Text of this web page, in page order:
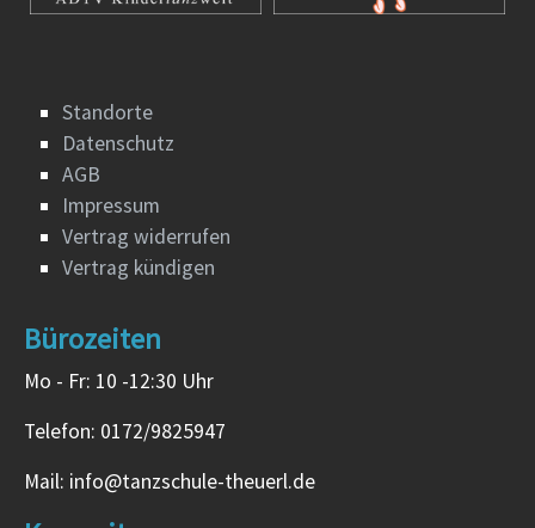
Standorte
Datenschutz
AGB
Impressum
Vertrag widerrufen
Vertrag kündigen
Bürozeiten
Mo - Fr: 10 -12:30 Uhr
Telefon: 0172/9825947
Mail: info@tanzschule-theuerl.de